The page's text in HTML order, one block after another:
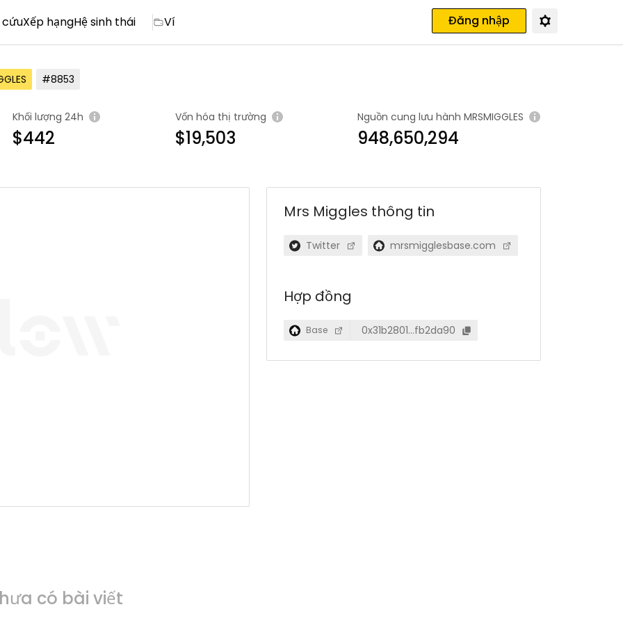
cứuXếp hạngHệ sinh thái Ví Đăng nhập
#8853
Khối lượng 24h
$442
Vốn hóa thị trường
$19,503
Nguồn cung lưu hành MRSMIGGLES
948,650,294
có bài viết
Mrs Miggles thông tin
Twitter mrsmigglesbase.com
Hợp đồng
Base 0x31b2801…fb2da90